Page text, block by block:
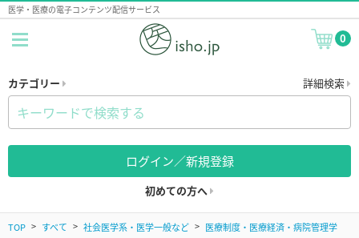
医学・医療の電子コンテンツ配信サービス
0
カテゴリー 詳細検索
ログイン／新規登録
初めての方へ
TOP すべて 社会医学系・医学一般など
医療制度・医療経済・病院管理学